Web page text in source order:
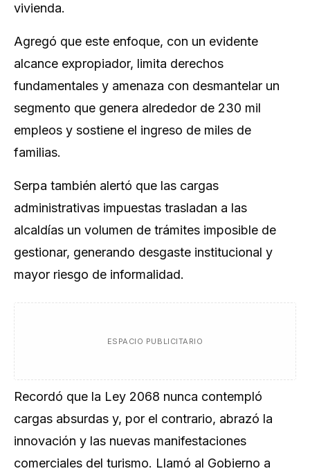
vivienda.
Agregó que este enfoque, con un evidente
alcance expropiador, limita derechos
fundamentales y amenaza con desmantelar un
segmento que genera alrededor de 230 mil
empleos y sostiene el ingreso de miles de
familias.
Serpa también alertó que las cargas
administrativas impuestas trasladan a las
alcaldías un volumen de trámites imposible de
gestionar, generando desgaste institucional y
mayor riesgo de informalidad.
ESPACIO PUBLICITARIO
Recordó que la Ley 2068 nunca contempló
cargas absurdas y, por el contrario, abrazó la
innovación y las nuevas manifestaciones
comerciales del turismo. Llamó al Gobierno a